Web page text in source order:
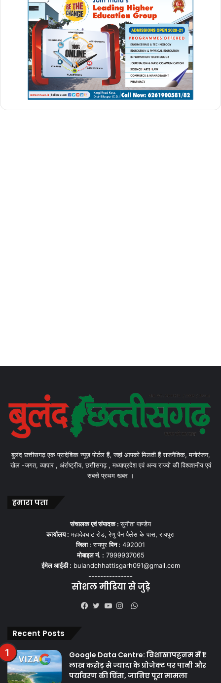
बुलंद छत्तीसगढ़ एक प्रादेशिक न्यूज़ पोर्टल हैं, जहां आपको मिलती हैं राजनैतिक, मनोरंजन,
खेल -जगत, व्यापार , अंर्राष्ट्रीय, छत्तीसगढ़ , मध्याप्रदेश एवं अन्य राज्यो की विश्वशनीय एवं
सबसे प्रथम खबर ।
हमारा पता
संचालक एवं संपादक :सुनीता पाण्डेय
कार्यालय : महादेवघाट रोड, रेणु पैन पैलेस के पास, रायपुरा
जिला : रायपुरपिन : 492001
मोबाइल नं. : 7999937065
ईमेल आईडी : bulandchhattisgarh091@gmail.com
---------------
सोशल मीडिया से जुड़े
WhatsApp
Recent Posts
Google Data Centre: विशाखापट्टनम में ₹1
लाख करोड़ से ज्यादा के प्रोजेक्ट पर पानी और
पर्यावरण की चिंता, जानिए पूरा मामला